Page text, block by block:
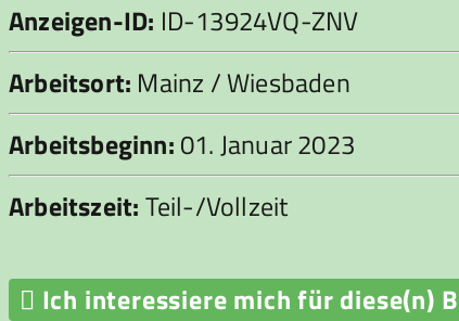
Anzeigen-ID: ID-13924VQ-ZNV
Arbeitsort: Mainz / Wiesbaden
Arbeitsbeginn:01. Januar 2023
Arbeitszeit:Teil-/Vollzeit
 Ich interessiere mich für diese(n)